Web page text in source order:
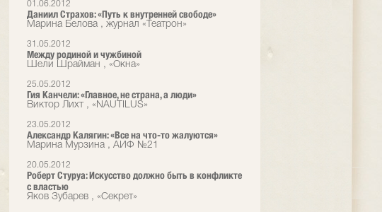
01.06.2012
Даниил Страхов: «Путь к внутренней свободе»
Марина Белова , журнал «Театрон»
31.05.2012
Между родиной и чужбиной
Шели Шрайман , «Окна»
25.05.2012
Гия Канчели: «Главное, не страна, а люди»
Виктор Лихт , «NAUTILUS»
23.05.2012
Александр Калягин: «Все на что-то жалуются»
Марина Мурзина , АИФ №21
20.05.2012
Роберт Стуруа: Искусство должно быть в конфликте
с властью
Яков Зубарев , «Секрет»